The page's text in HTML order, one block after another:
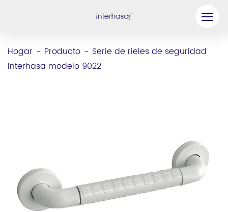
Hogar - Producto - Serie de rieles de seguridad
Interhasa modelo 9022
Compañía